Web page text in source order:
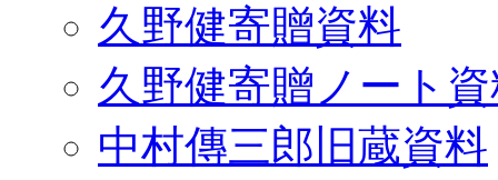
久野健寄贈資料
久野健寄贈ノート
中村傳三郎旧蔵資料